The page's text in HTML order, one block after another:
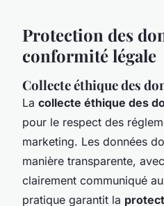
Protection des
conformité légale
Collecte éthique des
La collecte éthique des
pour le respect des
marketing. Les données
manière transparente,
clairement communiqué
pratique garantit la